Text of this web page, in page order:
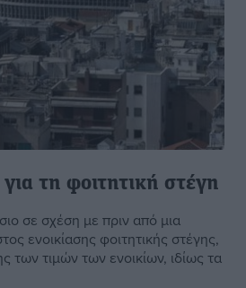
τη φοιτητική στέγη
σε σχέση με πριν από μια
ενοικίασης φοιτητικής στέγης,
των τιμών των ενοικίων, ιδίως τα